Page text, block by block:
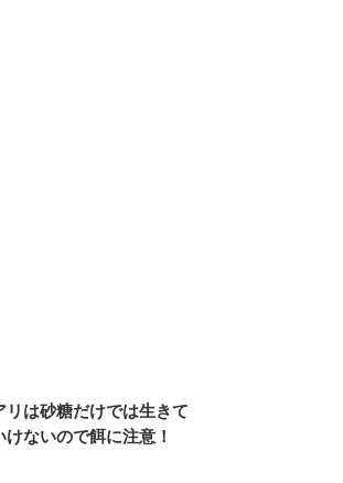
リは砂糖だけでは生きて
けないので餌に注意！